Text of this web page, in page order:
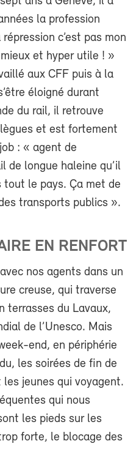
la profession
c’est pas mon
et hyper utile ! »
aux CFF puis à la
éloigné durant
du rail, il retrouve
et est fortement
: « agent de
de longue haleine qu’il
le pays. Ça met de
transports publics ».
EN RENFORT
nos agents dans un
creuse, qui traverse
terrasses du Lavaux,
de l’Unesco. Mais
end, en périphérie
les soirées de fin de
jeunes qui voyagent.
qui nous
les pieds sur les
forte, le blocage des